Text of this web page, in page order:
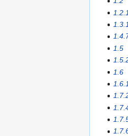
1.2.1
1.3.1
1.5
1.6
1.6.1